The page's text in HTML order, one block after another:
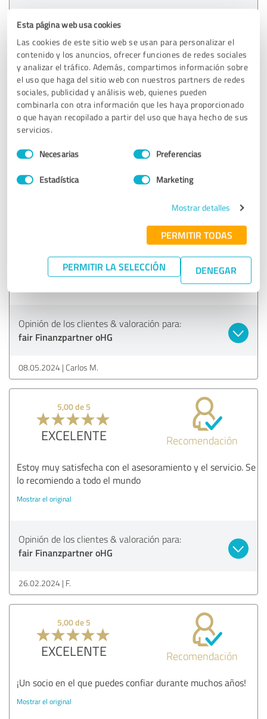
Esta página web usa cookies
Las cookies de este sitio web se usan para personalizar el
contenido y los anuncios, ofrecer funciones de redes sociales
y analizar el tráfico. Además, compartimos información sobre
el uso que haga del sitio web con nuestros partners de redes
sociales, publicidad y análisis web, quienes pueden
combinarla con otra información que les haya proporcionado
o que hayan recopilado a partir del uso que haya hecho de sus
servicios.
Selección
de
Necesarias Preferencias
Estadística Marketing
Mostrar detalles
PERMITIR TODAS
PERMITIR LA SELECCIÓN DENEGAR
fair Finanzpartner oHG
10.05.2024 Markus T.
5,00 de 5
EXCELENTE
Podemos recomendar y recomendaríamos siempre a Fair
Finanzpartner oHG.
financiero Frank Rathjen, desde el primer hasta el último
minuto. El Sr. Rathjen fue siempre muy atento y estuvo
¡¡¡Experiencia, asesoramiento y servicio 1A !!!
Opinión de los clientes & valoración para:
fair Finanzpartner oHG
08.05.2024 Carlos M.
5,00 de 5
EXCELENTE Recomendación
Estoy muy satisfecha con el asesoramiento y el servicio. Se
lo recomiendo a todo el mundo
Mostrar el original
Opinión de los clientes & valoración para:
fair Finanzpartner oHG
26.02.2024 F.
5,00 de 5
EXCELENTE Recomendación
¡Un socio en el que puedes confiar durante muchos años!
Mostrar el original